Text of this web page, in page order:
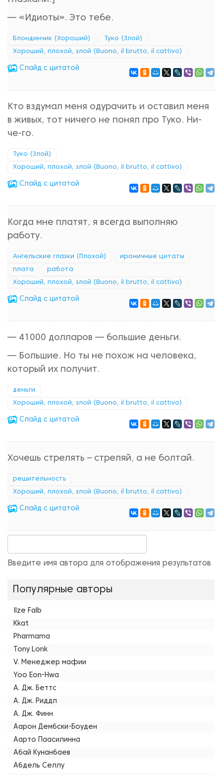
— «Идиоты». Это тебе.
Блондинчик (Хороший) Туко (Злой)
Хороший, плохой, злой (Buono, il brutto, il cattivo)
Cлайд с цитатой
Кто вздумал меня одурачить и оставил меня
в живых, тот ничего не понял про Туко. Ни-
че-го.
Туко (Злой)
Хороший, плохой, злой (Buono, il brutto, il cattivo)
Cлайд с цитатой
Когда мне платят, я всегда выполняю
работу.
Ангельские глазки (Плохой) ироничные цитаты
плата работа
Хороший, плохой, злой (Buono, il brutto, il cattivo)
Cлайд с цитатой
— 41000 долларов — большие деньги.
— Большие. Но ты не похож на человека,
который их получит.
деньги
Хороший, плохой, злой (Buono, il brutto, il cattivo)
Cлайд с цитатой
Хочешь стрелять – стреляй, а не болтай.
решительность
Хороший, плохой, злой (Buono, il brutto, il cattivo)
Cлайд с цитатой
Введите имя автора для отображения результатов
Популярные авторы
Ilze Falb
Kkat
Pharmama
Tony Lonk
V. Менеджер мафии
Yoo Eon-Hwa
А. Дж. Беттс
А. Дж. Риддл
А. Дж. Финн
Аарон Дембски-Боуден
Аарто Паасилинна
Абай Кунанбаев
Абдель Селлу